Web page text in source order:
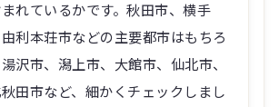
れているかです。秋田市、横手
利本荘市などの主要都市はもちろ
沢市、潟上市、大館市、仙北市、
田市など、細かくチェックしまし